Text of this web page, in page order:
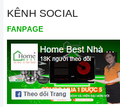
KÊNH SOCIAL
FANPAGE